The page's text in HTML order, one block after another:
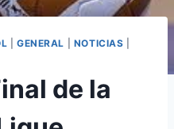
GENERAL NOTICIAS
de la